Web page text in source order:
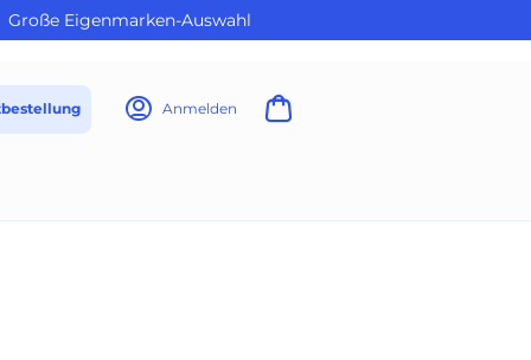
Große Eigenmarken-Auswahl
Anmelden